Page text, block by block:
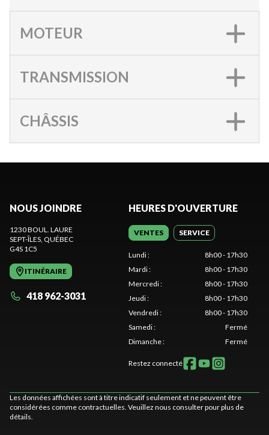
MOTEUR
TRANSMISSION
CHÂSSIS
NOUS JOINDRE
1230 BOUL. LAURE
SEPT-ÎLES, QUÉBEC
G4S 1C5
ITINÉRAIRE
418 962-3031
HEURES D'OUVERTURE
VENTES SERVICE
Lundi:
8h00 - 17h30
Mardi:
8h00 - 17h30
Mercredi:
8h00 - 17h30
Jeudi:
8h00 - 17h30
Vendredi:
8h00 - 17h30
Samedi:
Fermé
Dimanche: Fermé
Restez connecté
Les données affichées sont à titre indicatif seulement et ne peuvent être
considérées comme contractuelles. Veuillez nous consulter pour plus de
détails.